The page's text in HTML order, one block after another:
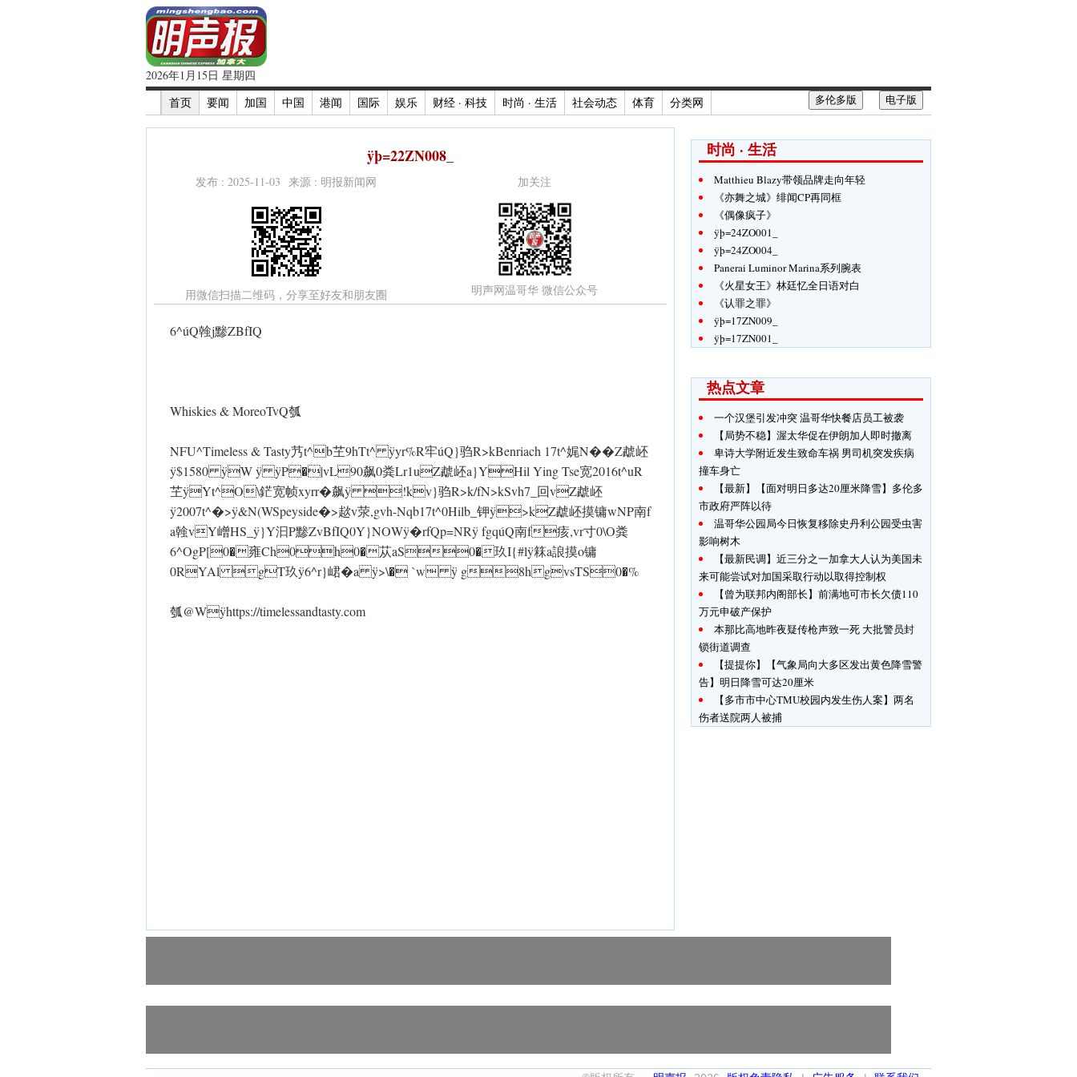
2026年1月15日 星期四
首页
要闻 加国 中国 港闻 国际 娱乐 财经 · 科技 时尚 · 生活 社会动态 体育 分类网 电子版
多伦多版
ÿþ=22ZN008_
发布 : 2025-11-03 来源 : 明报新闻网
用微信扫描二维码，分享至好友和朋友圈
加关注
明声网温哥华 微信公众号
6^úQ螒j黪ZBfIQ
Whiskies & Moreo TvQ瓠
NFU^Timeless & Tasty艿t^b芏9hTt^ ÿyr%R牢úQ}驺R>kBenriach 17t^娓N��Z虣岯
ÿ$1580 ÿW ÿ ÿP�|vL90飙0粪Lr1uZ虣岯a}YHil Ying Tse宽2016t^uR
芏 ÿYt^O\鋩宽帧xyrr�飙 ÿ !kv}驺R>k/fN>kSvh7_回vZ虣岯
ÿ2007t^�> ÿ&N(WSpeyside�>趑v荥,gvh-Nqb17t^0Hilb_钾 ÿ>kZ虣岯摸镛wN P南f
a螒vY嶒HS_ ÿ}Y汩P黪ZvBfIQ0Y}NOW ÿ�rfQp=NR ÿ fgqúQ南f痎,vr寸0\O粪
6^OgP[0�雍Ch0h0�苁aS0�玖I{#l ÿ箖a誏摸o镛
0RYAl gT玖 ÿ6^r}峮�a ÿ>\� `w ÿ g8hgvsTS0�%
瓠@Wÿhttps://timelessandtasty.com
时尚 · 生活
Matthieu Blazy带领品牌走向年轻
《亦舞之城》绯闻CP再同框
《偶像疯子》
ÿþ=24ZO001_
ÿþ=24ZO004_
Panerai Luminor Marina系列腕表
《火星女王》林廷忆全日语对白
《认罪之罪》
ÿþ=17ZN009_
ÿþ=17ZN001_
热点文章
一个汉堡引发冲突 温哥华快餐店员工被袭
【局势不稳】渥太华促在伊朗加人即时撤离
卑诗大学附近发生致命车祸 男司机突发疾病
撞车身亡
【最新】【面对明日多达20厘米降雪】多伦多
市政府严阵以待
温哥华公园局今日恢复移除史丹利公园受虫害
影响树木
【最新民调】近三分之一加拿大人认为美国未
来可能尝试对加国采取行动以取得控制权
【曾为联邦内阁部长】前满地可市长欠债110
万元申破产保护
本那比高地昨夜疑传枪声致一死 大批警员封
锁街道调查
【提提你】【气象局向大多区发出黄色降雪警
告】明日降雪可达20厘米
【多市市中心TMU校园内发生伤人案】两名
伤者送院两人被捕